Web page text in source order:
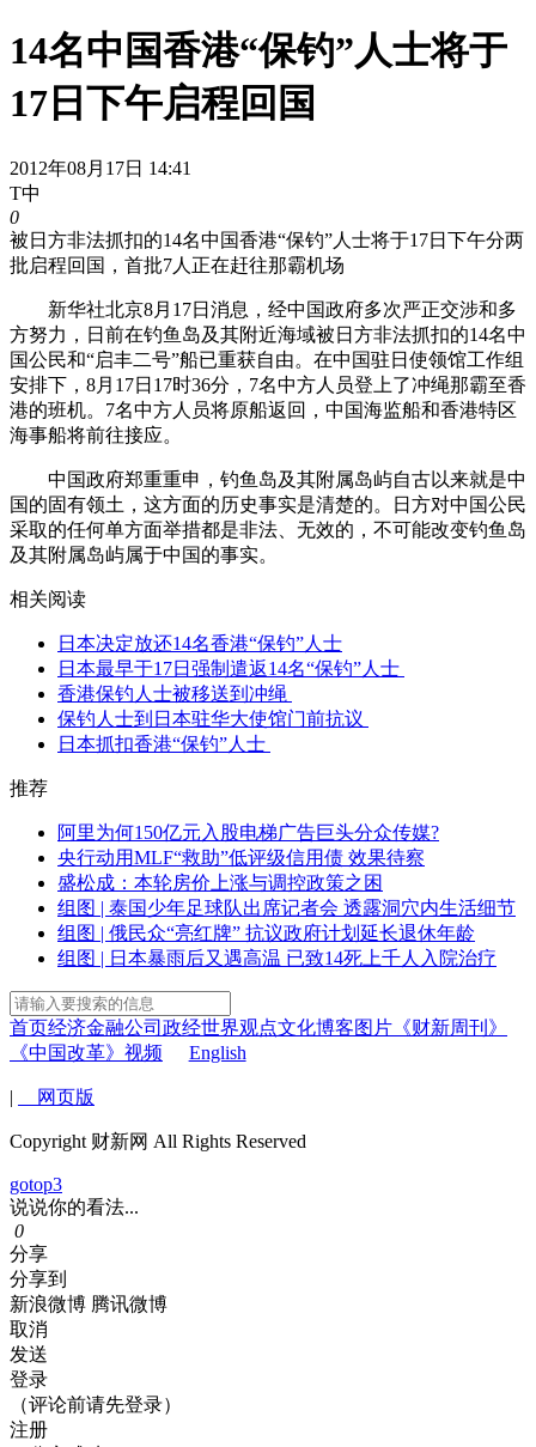
14名中国香港“保钓”人士将于
17日下午启程回国
2012年08月17日 14:41
T中
0
被日方非法抓扣的14名中国香港“保钓”人士将于17日下午分两
批启程回国，首批7人正在赶往那霸机场
新华社北京8月17日消息，经中国政府多次严正交涉和多
方努力，日前在钓鱼岛及其附近海域被日方非法抓扣的14名中
国公民和“启丰二号”船已重获自由。在中国驻日使领馆工作组
安排下，8月17日17时36分，7名中方人员登上了冲绳那霸至香
港的班机。7名中方人员将原船返回，中国海监船和香港特区
海事船将前往接应。
中国政府郑重重申，钓鱼岛及其附属岛屿自古以来就是中
国的固有领土，这方面的历史事实是清楚的。日方对中国公民
采取的任何单方面举措都是非法、无效的，不可能改变钓鱼岛
及其附属岛屿属于中国的事实。
相关阅读
日本决定放还14名香港“保钓”人士
日本最早于17日强制遣返14名“保钓”人士
香港保钓人士被移送到冲绳
保钓人士到日本驻华大使馆门前抗议
日本抓扣香港“保钓”人士
推荐
阿里为何150亿元入股电梯广告巨头分众传媒?
央行动用MLF“救助”低评级信用债 效果待察
盛松成：本轮房价上涨与调控政策之困
组图 | 泰国少年足球队出席记者会 透露洞穴内生活细节
组图 | 俄民众“亮红牌” 抗议政府计划延长退休年龄
组图 | 日本暴雨后又遇高温 已致14死上千人入院治疗
首页经济金融公司 政经世界观点文化博客图片 《财新周刊》
《中国改革》 视频 English
| 网页版
Copyright 财新网 All Rights Reserved
gotop3
说说你的看法...
0
分享
分享到
新浪微博 腾讯微博
取消
发送
登录
（评论前请先登录）
注册